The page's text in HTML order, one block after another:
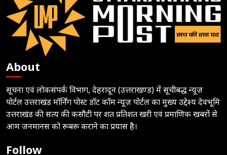
About
सूचना एवं लोकसंपर्क विभाग, देहरादून (उत्तराखण्ड) में सूचीबद्ध न्यूज़
पोर्टल उत्तराखंड मॉर्निंग पोस्ट डॉट कॉम न्यूज़ पोर्टल का मुख्य उद्देश्य देवभूमि
उत्तराखंड की सत्य की कसौटी पर शत प्रतिशत खरी एवं प्रमाणिक खबरों से
आम जनमानस को रूबरू कराने का प्रयास है।
Follow